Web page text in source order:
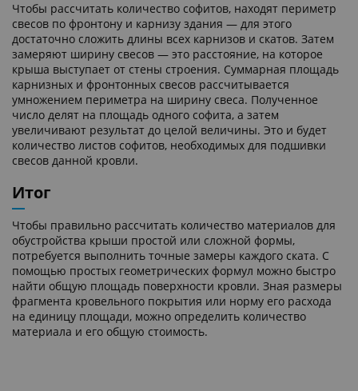
Чтобы рассчитать количество софитов, находят периметр
свесов по фронтону и карнизу здания — для этого
достаточно сложить длины всех карнизов и скатов. Затем
замеряют ширину свесов — это расстояние, на которое
крыша выступает от стены строения. Суммарная площадь
карнизных и фронтонных свесов рассчитывается
умножением периметра на ширину свеса. Полученное
число делят на площадь одного софита, а затем
увеличивают результат до целой величины. Это и будет
количество листов софитов, необходимых для подшивки
свесов данной кровли.
Итог
Чтобы правильно рассчитать количество материалов для
обустройства крыши простой или сложной формы,
потребуется выполнить точные замеры каждого ската. С
помощью простых геометрических формул можно быстро
найти общую площадь поверхности кровли. Зная размеры
фрагмента кровельного покрытия или норму его расхода
на единицу площади, можно определить количество
материала и его общую стоимость.